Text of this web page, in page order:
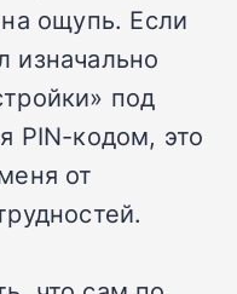
ощупь. Если
изначально
под
PIN-кодом, это
от